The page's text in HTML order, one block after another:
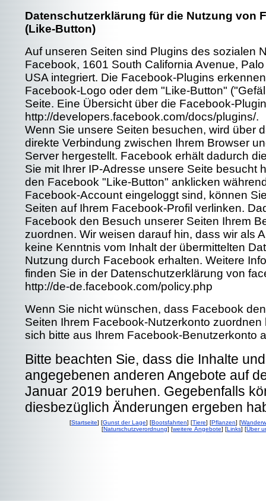
Datenschutzerklärung für die Nutzung von
(Like-Button)
Auf unseren Seiten sind Plugins des sozialen
Facebook, 1601 South California Avenue,
USA integriert. Die Facebook-Plugins
Facebook-Logo oder dem "Like-Button"
Seite. Eine Übersicht über die Facebook-
http://developers.facebook.com/docs/plugins/.
Wenn Sie unsere Seiten besuchen, wird über
direkte Verbindung zwischen Ihrem Browser
Server hergestellt. Facebook erhält dadurch
Sie mit Ihrer IP-Adresse unsere Seite besucht
den Facebook "Like-Button" anklicken
Facebook-Account eingeloggt sind, können
Seiten auf Ihrem Facebook-Profil verlinken.
Facebook den Besuch unserer Seiten Ihrem
zuordnen. Wir weisen darauf hin, dass wir als
keine Kenntnis vom Inhalt der übermittelten
Nutzung durch Facebook erhalten. Weitere
finden Sie in der Datenschutzerklärung von
http://de-de.facebook.com/policy.php
Wenn Sie nicht wünschen, dass Facebook
Seiten Ihrem Facebook-Nutzerkonto zuordnen
sich bitte aus Ihrem Facebook-Benutzerkonto
Bitte beachten Sie, dass die Inhalte
angegebenen anderen Angebote auf
Januar 2019 beruhen. Gegebenfalls
diesbezüglich Änderungen ergeben
[Startseite] [Gunst der Lage] [Bootsfahrten] [Tiere] [Pflanzen] [
[Naturschutzverordnung] [weitere Angebote] [Links] [Über